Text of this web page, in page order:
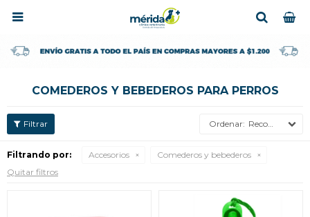

COMEDEROS Y BEBEDEROS PARA PERROS
Recomendados
Filtrando por: Accesorios
Comederos y bebederos
Quitar filtros